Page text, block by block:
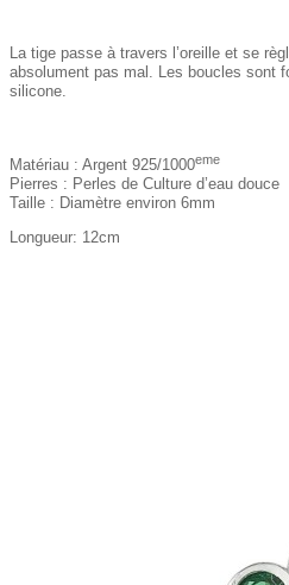
La tige passe à travers l’oreille et se
absolument pas mal. Les boucles sont
silicone.
Matériau : Argent 925/1000eme
Pierres : Perles de Culture d’eau
Taille : Diamètre environ 6mm
Longueur: 12cm